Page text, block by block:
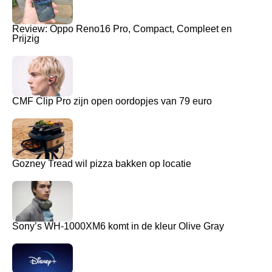
Review: Oppo Reno16 Pro, Compact, Compleet en
Prijzig
CMF Clip Pro zijn open oordopjes van 79 euro
Gozney Tread wil pizza bakken op locatie
Sony’s WH-1000XM6 komt in de kleur Olive Gray